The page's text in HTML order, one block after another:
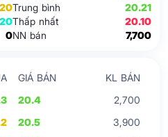
0
Trung bình
20.21
Thấp nhất
20.10
NN bán
7,700
GIÁ BÁN
KL BÁN
20.4
2,700
20.5
3,900